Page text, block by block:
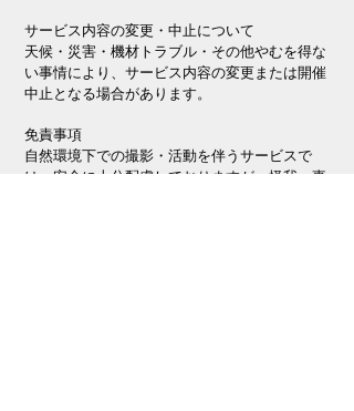
サービス内容の変更・中止について
天候・災害・機材トラブル・その他やむを得な
い事情により、サービス内容の変更または開催
中止となる場合があります。
免責事項
自然環境下での撮影・活動を伴うサービスで
は、安全に十分配慮しておりますが、怪我・事